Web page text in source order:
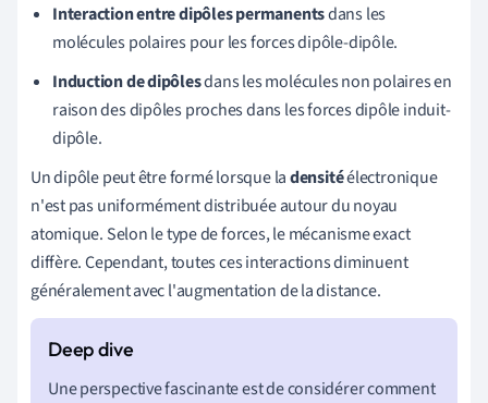
Interaction entre dipôles permanentsdans les
molécules polaires pour les forces dipôle-dipôle.
Induction de dipôlesdans les molécules non polaires en
raison des dipôles proches dans les forces dipôle induit-
dipôle.
Un dipôle peut être formé lorsque ladensitéélectronique
n'est pas uniformément distribuée autour du noyau
atomique. Selon le type de forces, le mécanisme exact
diffère. Cependant, toutes ces interactions diminuent
généralement avec l'augmentation de la distance.
Une perspective fascinante est de considérer comment